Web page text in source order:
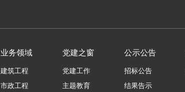
业务领域
建筑工程
市政工程
党建之窗
党建工作
主题教育
公示公告
招标公告
结果告示